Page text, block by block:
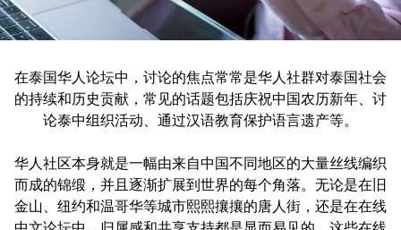
在泰国华人论坛中，讨论的焦点常常是华人社群对泰国社会
的持续和历史贡献，常见的话题包括庆祝中国农历新年、讨
论泰中组织活动、通过汉语教育保护语言遗产等。
华人社区本身就是一幅由来自中国不同地区的大量丝线编织
而成的锦缎，并且逐渐扩展到世界的每个角落。无论是在旧
金山、纽约和温哥华等城市熙熙攘攘的唐人街，还是在在线